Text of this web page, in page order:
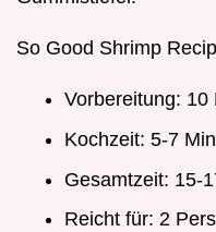
So Good Shrimp
Vorbereitung: 10
Kochzeit: 5-7
Gesamtzeit: 15-
Reicht für: 2